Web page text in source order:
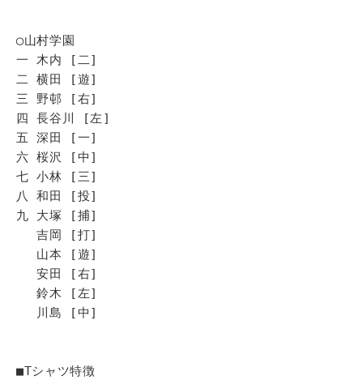
◯山村学園
一 木内 [二]
二 横田 [遊]
三 野邨 [右]
四 長谷川 [左]
五 深田 [一]
六 桜沢 [中]
七 小林 [三]
八 和田 [投]
九 大塚 [捕]
吉岡 [打]
山本 [遊]
安田 [右]
鈴木 [左]
川島 [中]
■Tシャツ特徴